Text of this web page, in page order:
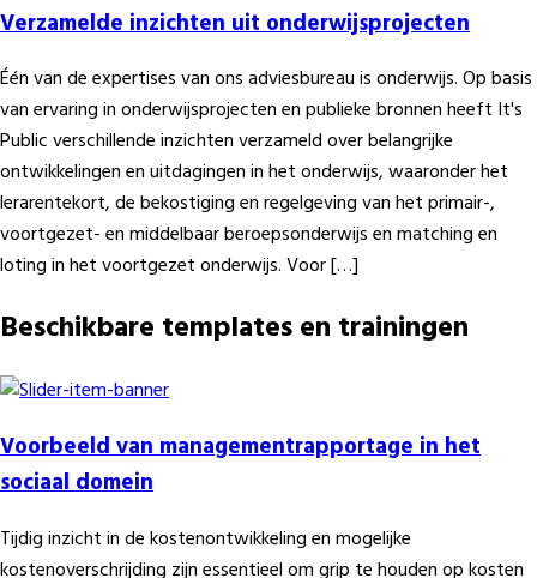
Verzamelde inzichten uit onderwijsprojecten
Één van de expertises van ons adviesbureau is onderwijs. Op basis
van ervaring in onderwijsprojecten en publieke bronnen heeft It's
Public verschillende inzichten verzameld over belangrijke
ontwikkelingen en uitdagingen in het onderwijs, waaronder het
lerarentekort, de bekostiging en regelgeving van het primair-,
voortgezet- en middelbaar beroepsonderwijs en matching en
loting in het voortgezet onderwijs. Voor […]
Beschikbare templates en trainingen
Voorbeeld van managementrapportage in het
sociaal domein
Tijdig inzicht in de kostenontwikkeling en mogelijke
kostenoverschrijding zijn essentieel om grip te houden op kosten